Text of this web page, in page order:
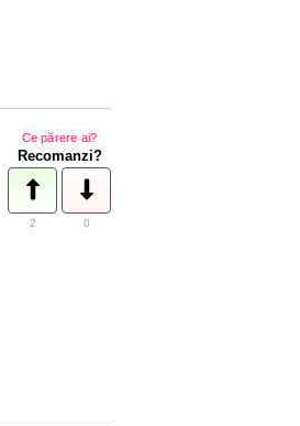
Ce părere ai?
Recomanzi?
2 0